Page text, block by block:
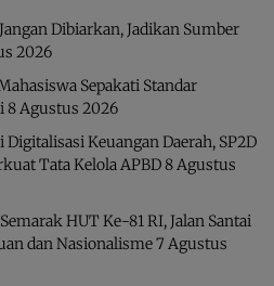
Dibiarkan, Jadikan Sumber
2026
Sepakati Standar
8 Agustus 2026
Keuangan Daerah, SP2D
Tata Kelola APBD8 Agustus
HUT Ke-81 RI, Jalan Santai
dan Nasionalisme7 Agustus